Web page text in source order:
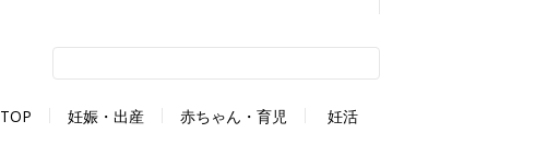
TOP 妊娠・出産 赤ちゃん・育児 妊活